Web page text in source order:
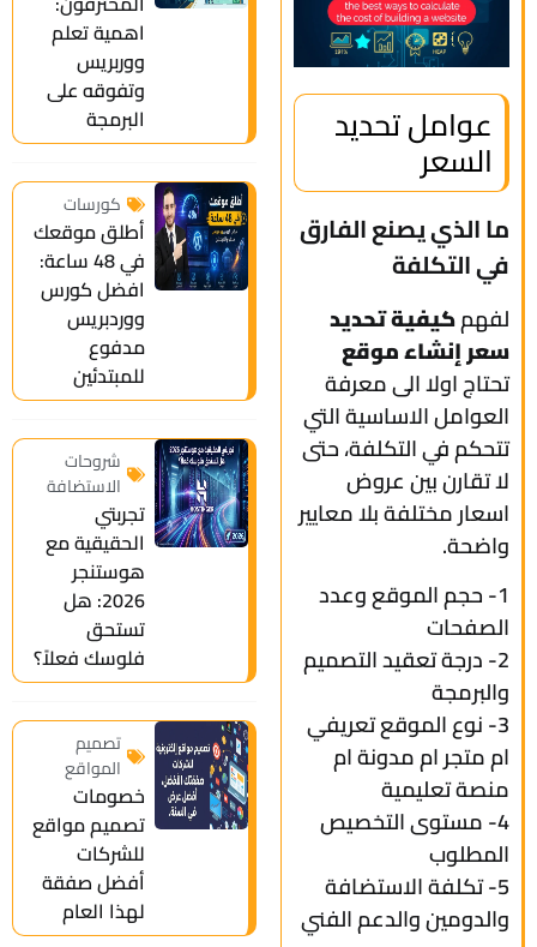
عوامل تحديد
السعر
ما الذي يصنع الفارق
في التكلفة
لفهمكيفية تحديد
سعر إنشاء موقع
تحتاج اولا الى معرفة
العوامل الاساسية التي
تتحكم في التكلفة، حتى
لا تقارن بين عروض
اسعار مختلفة بلا معايير
واضحة.
1- حجم الموقع وعدد
الصفحات
2- درجة تعقيد التصميم
والبرمجة
3- نوع الموقع تعريفي
ام متجر ام مدونة ام
منصة تعليمية
4- مستوى التخصيص
المطلوب
5- تكلفة الاستضافة
والدومين والدعم الفني
اهمية تعلم
ووربريس
وتفوقه على
البرمجة
كورسات
أطلق موقعك
في 48 ساعة:
افضل كورس
ووردبريس
مدفوع
للمبتدئين
شروحات
الاستضافة
تجربتي
الحقيقية مع
هوستنجر
2026: هل
تستحق
فلوسك فعلاً؟
تصميم
المواقع
خصومات
تصميم مواقع
للشركات
أفضل صفقة
لهذا العام